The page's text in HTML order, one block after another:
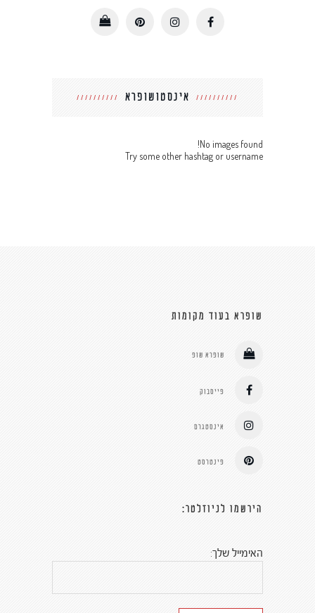
אינסטושופרא
No images found!
Try some other hashtag or username
שופרא בעוד מקומות
שופרא שופ
פייסבוק
אינסטגרם
פינטרסט
הירשמו לניוזלטר:
האימייל שלך: